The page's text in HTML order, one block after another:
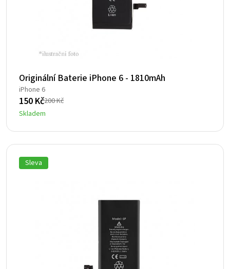
Originální Baterie iPhone 6 - 1810mAh
iPhone 6
200Kč
Původní
cena
byla:
200 Kč.
150 Kč
Aktuální
cena
je:
150 Kč.
Skladem
Sleva